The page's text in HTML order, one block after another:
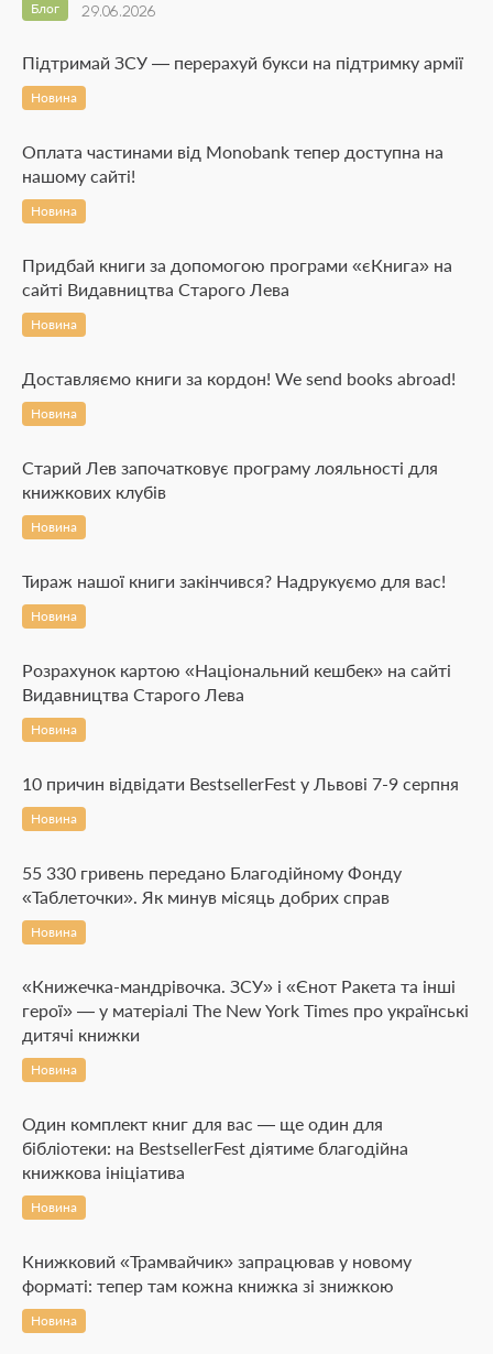
29.06.2026
Блог
Підтримай ЗСУ — перерахуй букси на підтримку армії
Новина
Оплата частинами від Monobank тепер доступна на
нашому сайті!
Новина
Придбай книги за допомогою програми «єКнига» на
сайті Видавництва Старого Лева
Новина
Доставляємо книги за кордон! We send books abroad!
Новина
Старий Лев започатковує програму лояльності для
книжкових клубів
Новина
Тираж нашої книги закінчився? Надрукуємо для вас!
Новина
Розрахунок картою «Національний кешбек» на сайті
Видавництва Старого Лева
Новина
10 причин відвідати BestsellerFest у Львові 7-9 серпня
Новина
55 330 гривень передано Благодійному Фонду
«Таблеточки». Як минув місяць добрих справ
Новина
«Книжечка-мандрівочка. ЗСУ» і «Єнот Ракета та інші
герої» — у матеріалі The New York Times про українські
дитячі книжки
Новина
Один комплект книг для вас — ще один для
бібліотеки: на BestsellerFest діятиме благодійна
книжкова ініціатива
Новина
Книжковий «Трамвайчик» запрацював у новому
форматі: тепер там кожна книжка зі знижкою
Новина